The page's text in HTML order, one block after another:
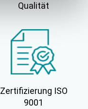
Qualität
Zertifizierung ISO
9001